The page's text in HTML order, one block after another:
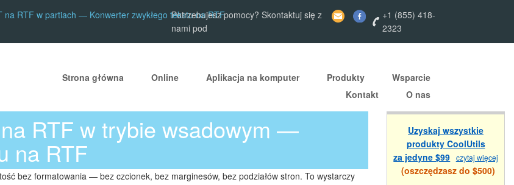
na RTF w partiach — Konwerter zwykłego tekstu na RTFPotrzebujesz pomocy? Skontaktuj się z
nami pod
+1 (855) 418-
2323
Strona główna Online Aplikacja na komputer Produkty
Wsparcie
Kontakt
O nas
RTF w trybie wsadowym —
na RTF
bez formatowania — bez czcionek, bez marginesów, bez podziałów stron. To wystarczy
Uzyskaj wszystkie
produkty CoolUtils
za jedyne $99 czytaj więcej
(oszczędzasz do $500)